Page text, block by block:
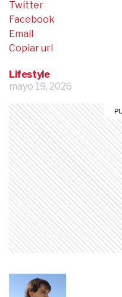
Lifestyle
mayo 19, 2026
Twitter
Facebook
Email
Copiar url